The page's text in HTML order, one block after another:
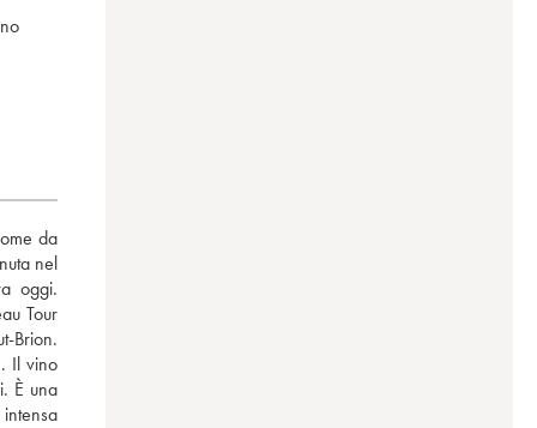
da
nel
oggi.
Tour
Brion.
Il vino
È una